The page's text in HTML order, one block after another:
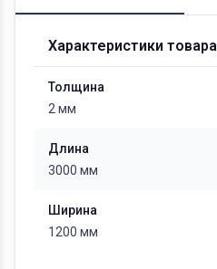
Характеристики товара
Толщина
2 мм
Длина
3000 мм
Ширина
1200 мм